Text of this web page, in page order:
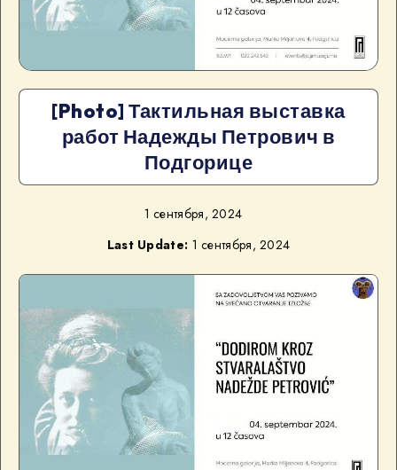
[Photo] Тактильная выставка
работ Надежды Петрович в
Подгорице
1 сентября, 2024
Last Update: 1 сентября, 2024